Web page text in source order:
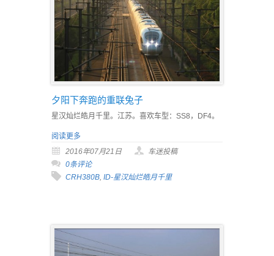
夕阳下奔跑的重联兔子
星汉灿烂皓月千里。江苏。喜欢车型：SS8，DF4。
阅读更多
2016年07月21日
车迷投稿
0条评论
CRH380B ID-星汉灿烂皓月千里